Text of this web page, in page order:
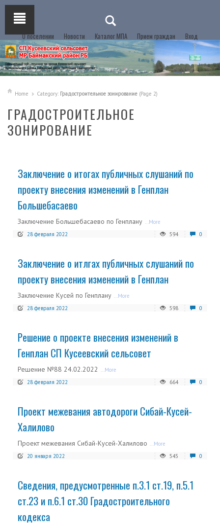
О поселении Новости Каталог МПА Прием граждан Вход
Home Category: Градостроительное зонирование (Page 2)
ГРАДОСТРОИТЕЛЬНОЕ
ЗОНИРОВАНИЕ
Заключение о итогах публичных слушаний по
проекту внесения изменений в Генплан
Большебасаево
Заключение Большебасаево по Генплану ...More
28 февраля 2022
594 0
Заключение о итлгах публичных слушаний по
проекту внесения изменений в Генплан
Заключение Кусей по Генплану ...More
28 февраля 2022
598 0
Решение о проекте внесения изменений в
Генплан СП Кусеевский сельсовет
Решение №88 24.02.2022 ...More
28 февраля 2022
664 0
Проект межевания автодороги Сибай-Кусей-
Халилово
Проект межевания Сибай-Кусей-Халилово ...More
20 января 2022
545 0
Сведения, предусмотренные п.3.1 ст.19, п.5.1
ст.23 и п.6.1 ст.30 Градостроительного
кодекса